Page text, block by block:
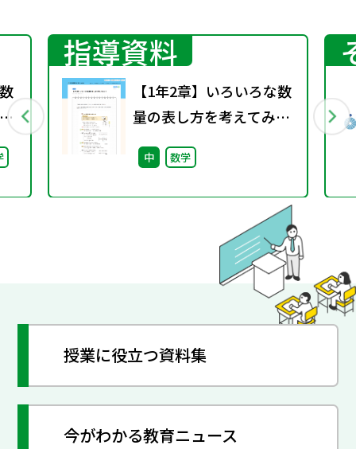
指導資料
【1年2章】いろいろな数
量の表し方を考えてみよ
う
中 数学
授業に役立つ資料集
今がわかる教育ニュース